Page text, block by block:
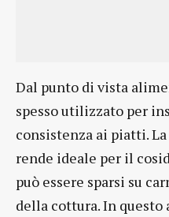
Dal punto di vista
spesso utilizzato per
consistenza ai piatti.
rende ideale per il
può essere sparsi su
della cottura. In